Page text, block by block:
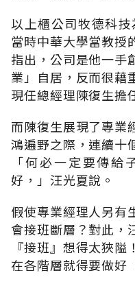
以上櫃公司牧德科
當時中華大學當教授
指出，公司是他一手
業」自居，反而很藉
現任總經理陳復生擔
而陳復生展現了專業
鴻遍野之際，連續十
「何必一定要傳給
好，」汪光夏說。
假使專業經理人另有
會接班斷層？對此，
『接班』想得太狹
在各階層就得要做好